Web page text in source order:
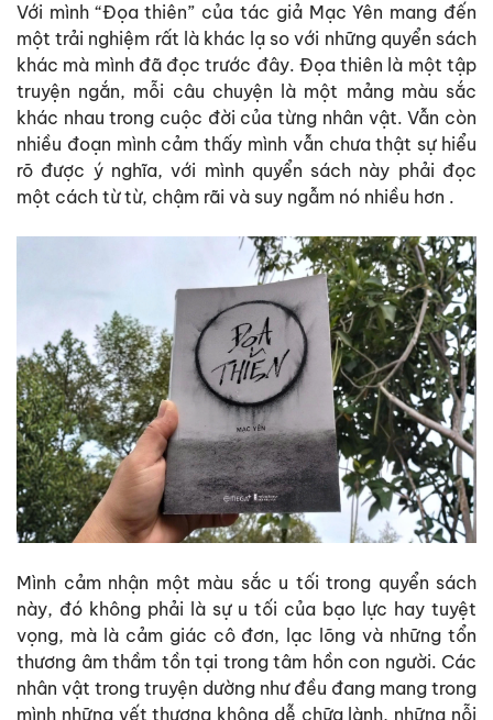
Với mình “Đọa thiên” của tác giả Mạc Yên mang đến
một trải nghiệm rất là khác lạ so với những quyển sách
khác mà mình đã đọc trước đây. Đọa thiên là một tập
truyện ngắn, mỗi câu chuyện là một mảng màu sắc
khác nhau trong cuộc đời của từng nhân vật. Vẫn còn
nhiều đoạn mình cảm thấy mình vẫn chưa thật sự hiểu
rõ được ý nghĩa, với mình quyển sách này phải đọc
một cách từ từ, chậm rãi và suy ngẫm nó nhiều hơn .
Mình cảm nhận một màu sắc u tối trong quyển sách
này, đó không phải là sự u tối của bạo lực hay tuyệt
vọng, mà là cảm giác cô đơn, lạc lõng và những tổn
thương âm thầm tồn tại trong tâm hồn con người. Các
nhân vật trong truyện dường như đều đang mang trong
mình những vết thương không dễ chữa lành, những nỗi